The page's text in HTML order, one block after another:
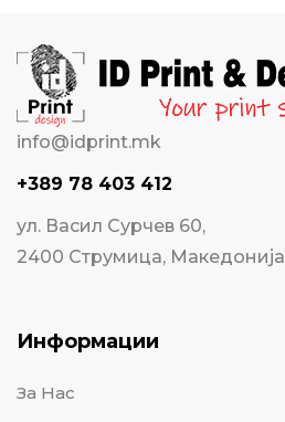
info@idprint.mk
+389 78 403 412
ул. Васил Сурчев 60,
2400 Струмица, Македонија
Информации
За Нас